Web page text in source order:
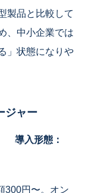
製品と比較して
、中小企業では
」状態になりや
ジャー
導入形態：
300円〜。オン